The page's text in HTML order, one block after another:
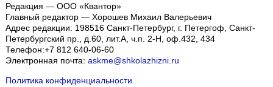
Редакция — ООО «Квантор»
Главный редактор — Хорошев Михаил Валерьевич
Адрес редакции: 198516 Санкт-Петербург, г. Петергоф Санкт-
Петербургский пр., д.60, лит.А, ч.п. 2-Н, оф.432, 434
Телефон:+7 812 640-06-60
Электронная почта: askme@shkolazhizni.ru
Политика конфиденциальности